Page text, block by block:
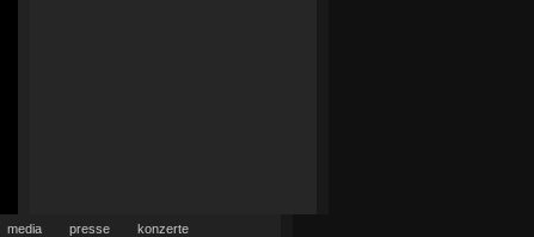
media presse konzerte